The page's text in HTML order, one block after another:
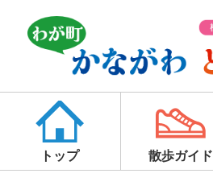
トップ 散歩ガイド